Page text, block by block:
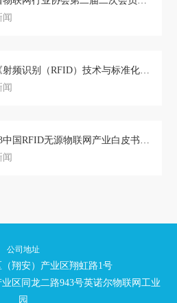
闻
闻
闻
公司地址
翔安）产业区翔虹路1号
区同龙二路943号英诺尔物联网工业
园